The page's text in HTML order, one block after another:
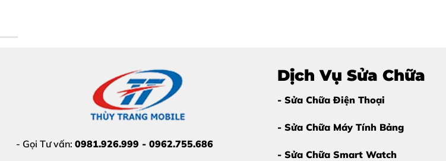
- Gọi Tư vấn: 0981.926.999 - 0962.755.686
Dịch Vụ Sửa Chữa
- Sửa Chữa Điện Thoại
- Sửa Chữa Máy Tính Bảng
- Sửa Chữa Smart Watch